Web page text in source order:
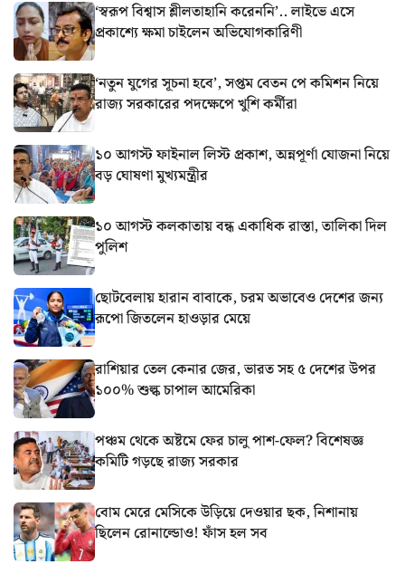
‘স্বরূপ বিশ্বাস শ্লীলতাহানি করেননি’.. লাইভে এসে
প্রকাশ্যে ক্ষমা চাইলেন অভিযোগকারিণী
‘নতুন যুগের সূচনা হবে’, সপ্তম বেতন পে কমিশন নিয়ে
রাজ্য সরকারের পদক্ষেপে খুশি কর্মীরা
১০ আগস্ট ফাইনাল লিস্ট প্রকাশ, অন্নপূর্ণা যোজনা নিয়ে
বড় ঘোষণা মুখ্যমন্ত্রীর
১০ আগস্ট কলকাতায় বন্ধ একাধিক রাস্তা, তালিকা দিল
পুলিশ
ছোটবেলায় হারান বাবাকে, চরম অভাবেও দেশের জন্য
রূপো জিতলেন হাওড়ার মেয়ে
রাশিয়ার তেল কেনার জের, ভারত সহ ৫ দেশের উপর
১০০% শুল্ক চাপাল আমেরিকা
পঞ্চম থেকে অষ্টমে ফের চালু পাশ-ফেল? বিশেষজ্ঞ
কমিটি গড়ছে রাজ্য সরকার
বোম মেরে মেসিকে উড়িয়ে দেওয়ার ছক, নিশানায়
ছিলেন রোনাল্ডোও! ফাঁস হল সব